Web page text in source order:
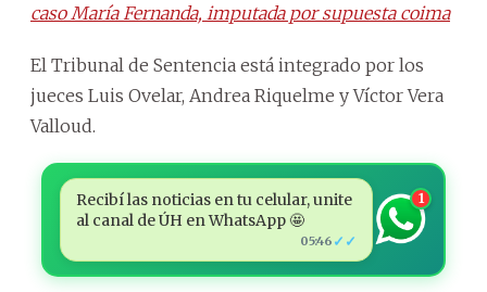
caso María Fernanda, imputada por supuesta coima
El Tribunal de Sentencia está integrado por los
jueces Luis Ovelar, Andrea Riquelme y Víctor Vera
Valloud.
Recibí las noticias en tu celular, unite
al canal de ÚH en WhatsApp 🤩
05:46 ✓✓
1